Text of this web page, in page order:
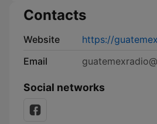
Contacts
Website
https://
Email
Social networks